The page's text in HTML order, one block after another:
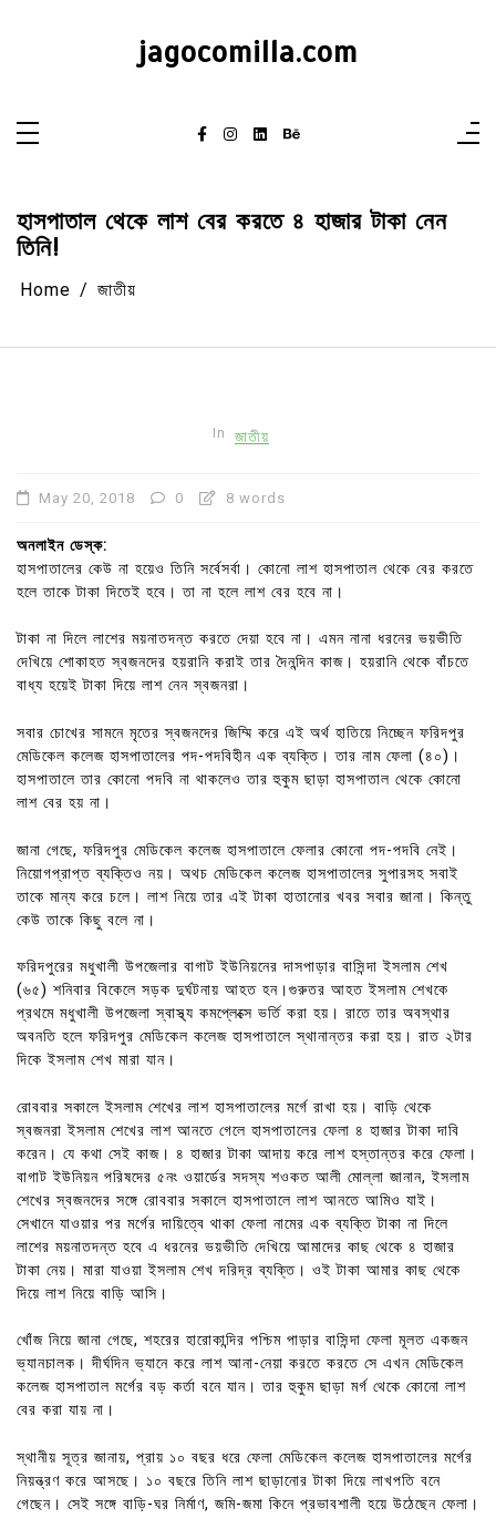
jagocomilla.com
হাসপাতাল থেকে লাশ বের করতে ৪ হাজার টাকা নেন
তিনি!
Home জাতীয়
In জাতীয়
May 20, 2018 0 8 words
অনলাইন ডেস্ক:
হাসপাতালের কেউ না হয়েও তিনি সর্বেসর্বা। কোনো লাশ হাসপাতাল থেকে বের করতে
হলে তাকে টাকা দিতেই হবে। তা না হলে লাশ বের হবে না।
টাকা না দিলে লাশের ময়নাতদন্ত করতে দেয়া হবে না। এমন নানা ধরনের ভয়ভীতি
দেখিয়ে শোকাহত স্বজনদের হয়রানি করাই তার দৈনন্দিন কাজ। হয়রানি থেকে বাঁচতে
বাধ্য হয়েই টাকা দিয়ে লাশ নেন স্বজনরা।
সবার চোখের সামনে মৃতের স্বজনদের জিম্মি করে এই অর্থ হাতিয়ে নিচ্ছেন ফরিদপুর
মেডিকেল কলেজ হাসপাতালের পদ-পদবিহীন এক ব্যক্তি। তার নাম ফেলা (৪০)।
হাসপাতালে তার কোনো পদবি না থাকলেও তার হুকুম ছাড়া হাসপাতাল থেকে কোনো
লাশ বের হয় না।
জানা গেছে, ফরিদপুর মেডিকেল কলেজ হাসপাতালে ফেলার কোনো পদ-পদবি নেই।
নিয়োগপ্রাপ্ত ব্যক্তিও নয়। অথচ মেডিকেল কলেজ হাসপাতালের সুপারসহ সবাই
তাকে মান্য করে চলে। লাশ নিয়ে তার এই টাকা হাতানোর খবর সবার জানা। কিন্তু
কেউ তাকে কিছু বলে না।
ফরিদপুরের মধুখালী উপজেলার বাগাট ইউনিয়নের দাসপাড়ার বাসিন্দা ইসলাম শেখ
(৬৫) শনিবার বিকেলে সড়ক দুর্ঘটনায় আহত হন।গুরুতর আহত ইসলাম শেখকে
প্রথমে মধুখালী উপজেলা স্বাস্থ্য কমপ্লেক্সে ভর্তি করা হয়। রাতে তার অবস্থার
অবনতি হলে ফরিদপুর মেডিকেল কলেজ হাসপাতালে স্থানান্তর করা হয়। রাত ২টার
দিকে ইসলাম শেখ মারা যান।
রোববার সকালে ইসলাম শেখের লাশ হাসপাতালের মর্গে রাখা হয়। বাড়ি থেকে
স্বজনরা ইসলাম শেখের লাশ আনতে গেলে হাসপাতালের ফেলা ৪ হাজার টাকা দাবি
করেন। যে কথা সেই কাজ। ৪ হাজার টাকা আদায় করে লাশ হস্তান্তর করে ফেলা।
বাগাট ইউনিয়ন পরিষদের ৫নং ওয়ার্ডের সদস্য শওকত আলী মোল্লা জানান, ইসলাম
শেখের স্বজনদের সঙ্গে রোববার সকালে হাসপাতালে লাশ আনতে আমিও যাই।
সেখানে যাওয়ার পর মর্গের দায়িত্বে থাকা ফেলা নামের এক ব্যক্তি টাকা না দিলে
লাশের ময়নাতদন্ত হবে এ ধরনের ভয়ভীতি দেখিয়ে আমাদের কাছ থেকে ৪ হাজার
টাকা নেয়। মারা যাওয়া ইসলাম শেখ দরিদ্র ব্যক্তি। ওই টাকা আমার কাছ থেকে
দিয়ে লাশ নিয়ে বাড়ি আসি।
খোঁজ নিয়ে জানা গেছে, শহরের হারোকান্দির পশ্চিম পাড়ার বাসিন্দা ফেলা মূলত একজন
ভ্যানচালক। দীর্ঘদিন ভ্যানে করে লাশ আনা-নেয়া করতে করতে সে এখন মেডিকেল
কলেজ হাসপাতাল মর্গের বড় কর্তা বনে যান। তার হুকুম ছাড়া মর্গ থেকে কোনো লাশ
বের করা যায় না।
স্থানীয় সূত্র জানায়, প্রায় ১০ বছর ধরে ফেলা মেডিকেল কলেজ হাসপাতালের মর্গের
নিয়ন্ত্রণ করে আসছে। ১০ বছরে তিনি লাশ ছাড়ানোর টাকা দিয়ে লাখপতি বনে
গেছেন। সেই সঙ্গে বাড়ি-ঘর নির্মাণ, জমি-জমা কিনে প্রভাবশালী হয়ে উঠেছেন ফেলা।